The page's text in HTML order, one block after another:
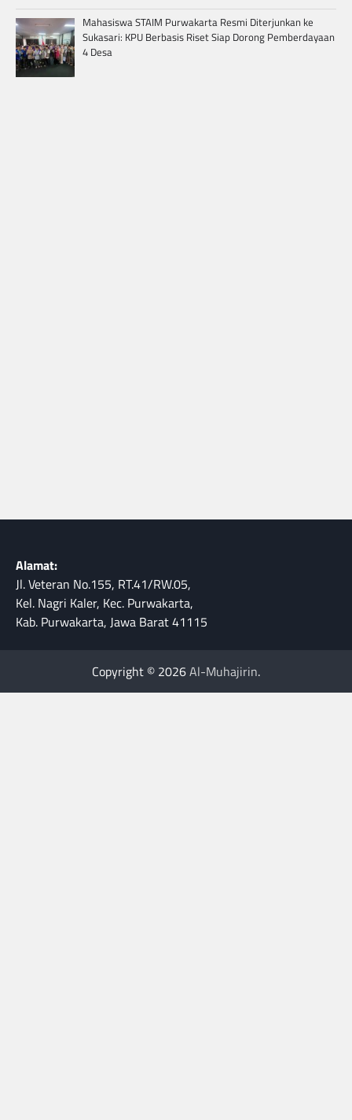
Mahasiswa STAIM Purwakarta Resmi Diterjunkan ke
Sukasari: KPU Berbasis Riset Siap Dorong Pemberdayaan
4 Desa
Alamat:
Jl. Veteran No.155, RT.41/RW.05,
Kel. Nagri Kaler, Kec. Purwakarta,
Kab. Purwakarta, Jawa Barat 41115
Copyright © 2026Al-Muhajirin.